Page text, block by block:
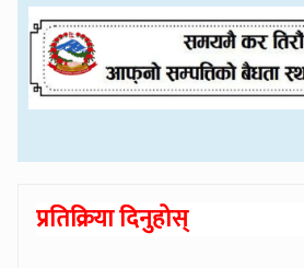
प्रतिक्रिया दिनुहोस्